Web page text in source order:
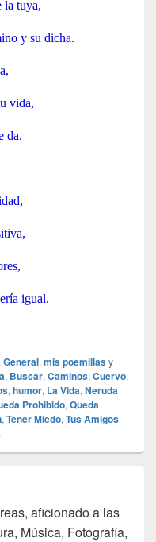
la tuya,
y su dicha.
vida,
da,
igual.
General, mis poemillasy
, Buscar, Caminos, Cuervo,
, humor, La Vida, Neruda
Prohibido, Queda
, Tener Miedo, Tus Amigos
aficionado a las
Música, Fotografía,